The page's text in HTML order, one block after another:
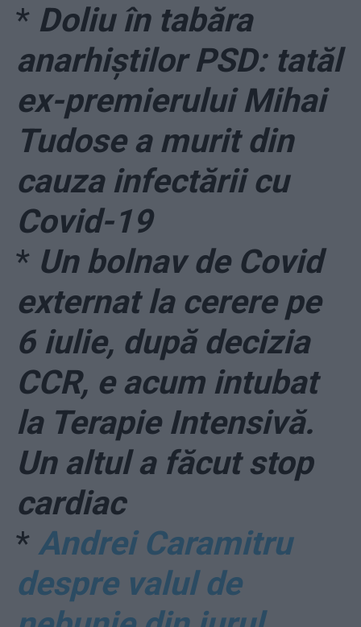
* Doliu în tabăra
anarhiștilor PSD: tatăl
ex-premierului Mihai
Tudose a murit din
cauza infectării cu
Covid-19
* Un bolnav de Covid
externat la cerere pe
6 iulie, după decizia
CCR, e acum intubat
la Terapie Intensivă.
Un altul a făcut stop
cardiac
* Andrei Caramitru
despre valul de